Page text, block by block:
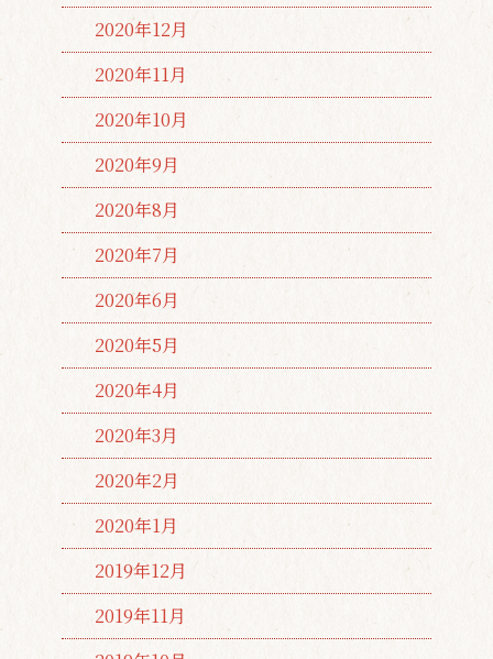
2020年12月
2020年11月
2020年10月
2020年9月
2020年8月
2020年7月
2020年6月
2020年5月
2020年4月
2020年3月
2020年2月
2020年1月
2019年12月
2019年11月